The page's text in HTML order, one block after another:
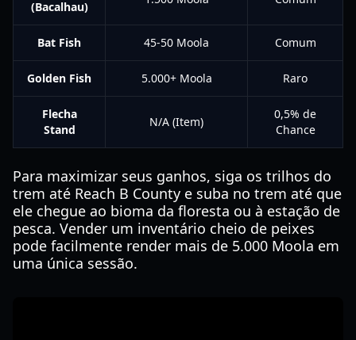
(Bacalhau)
Bat Fish 45-50 Moola Comum
Golden Fish 5.000+ Moola Raro
Flecha
Stand
N/A (Item)
0,5% de
Chance
Para maximizar seus ganhos, siga os trilhos do
trem até Reach B County e suba no trem até que
ele chegue ao bioma da floresta ou à estação de
pesca. Vender um inventário cheio de peixes
pode facilmente render mais de 5.000 Moola em
uma única sessão.